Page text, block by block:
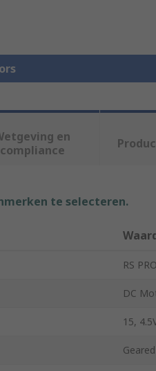
en
compliance
te selecteren.
RS PRO
DC
15,
Geared